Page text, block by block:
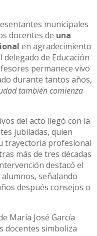
municipales
docentes de una
en agradecimiento
delegado de Educación
permanece vivo
durante tantos años,
también comienza
del acto llegó con la
jubiladas, quien
trayectoria profesional
más de tres décadas
destacó el
señalando
después consejos o
María José García
docentes simboliza